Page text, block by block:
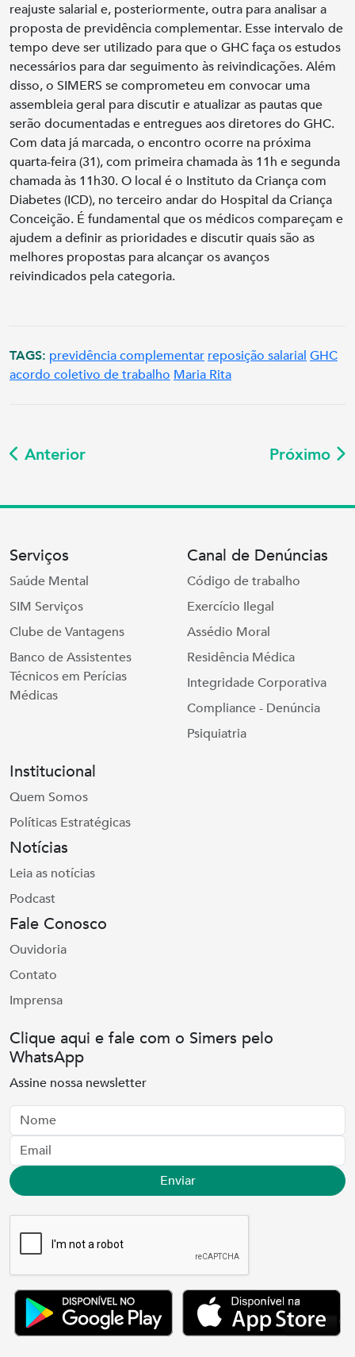
reajuste salarial e, posteriormente, outra para analisar a
proposta de previdência complementar. Esse intervalo de
tempo deve ser utilizado para que o GHC faça os estudos
necessários para dar seguimento às reivindicações. Além
disso, o SIMERS se comprometeu em convocar uma
assembleia geral para discutir e atualizar as pautas que
serão documentadas e entregues aos diretores do GHC.
Com data já marcada, o encontro ocorre na próxima
quarta-feira (31), com primeira chamada às 11h e segunda
chamada às 11h30. O local é o Instituto da Criança com
Diabetes (ICD), no terceiro andar do Hospital da Criança
Conceição. É fundamental que os médicos compareçam e
ajudem a definir as prioridades e discutir quais são as
melhores propostas para alcançar os avanços
reivindicados pela categoria.
TAGS: previdência complementar reposição salarial GHC
acordo coletivo de trabalho Maria Rita
Anterior Próximo
Serviços
Saúde Mental
SIM Serviços
Clube de Vantagens
Banco de Assistentes
Técnicos em Perícias
Médicas
Canal de Denúncias
Código de trabalho
Exercício Ilegal
Assédio Moral
Residência Médica
Integridade Corporativa
Compliance - Denúncia
Psiquiatria
Institucional
Quem Somos
Políticas Estratégicas
Notícias
Leia as notícias
Podcast
Fale Conosco
Ouvidoria
Contato
Imprensa
Clique aqui e fale com o Simers pelo
WhatsApp
Assine nossa newsletter
Nome
Email
Enviar